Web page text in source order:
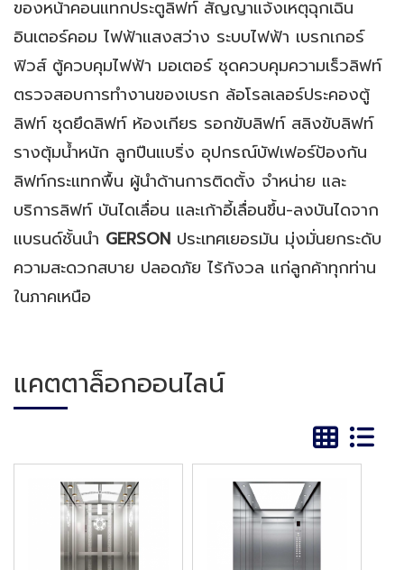
ของหน้าคอนแทกประตูลิฟท์ สัญญาแจ้งเหตุฉุกเฉิน
อินเตอร์คอม ไฟฟ้าแสงสว่าง ระบบไฟฟ้า เบรกเกอร์
ฟิวส์ ตู้ควบคุมไฟฟ้า มอเตอร์ ชุดควบคุมความเร็วลิฟท์
ตรวจสอบการทำงานของเบรก ล้อโรลเลอร์ประคองตู้
ลิฟท์ ชุดยึดลิฟท์ ห้องเกียร รอกขับลิฟท์ สลิงขับลิฟท์
รางตุ้มน้ำหนัก ลูกปืนแบริ่ง อุปกรณ์บัฟเฟอร์ป้องกัน
ลิฟท์กระแทกพื้น ผู้นำด้านการติดตั้ง จำหน่าย และ
บริการลิฟท์ บันไดเลื่อน และเก้าอี้เลื่อนขึ้น-ลงบันไดจาก
แบรนด์ชั้นนำ GERSON ประเทศเยอรมัน มุ่งมั่นยกระดับ
ความสะดวกสบาย ปลอดภัย ไร้กังวล แก่ลูกค้าทุกท่าน
ในภาคเหนือ
แคตตาล็อกออนไลน์